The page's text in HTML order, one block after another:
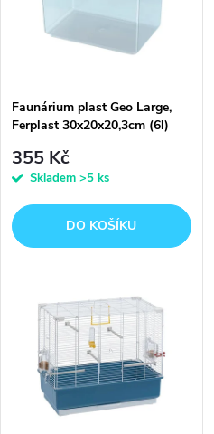
p
r
o
d
s
p
r
o
Faunárium plast Geo Large,
Ferplast 30x20x20,3cm (6l)
355 Kč
Skladem >5 ks
DO KOŠÍKU